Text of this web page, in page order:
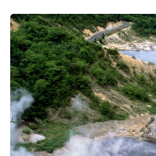
お問い合わせ